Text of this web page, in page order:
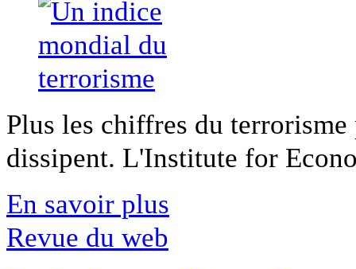
Plus les chiffres du
dissipent. L'Institute for
En savoir plus
Revue du web